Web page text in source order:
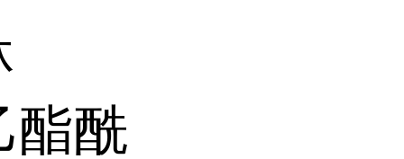
酯酰